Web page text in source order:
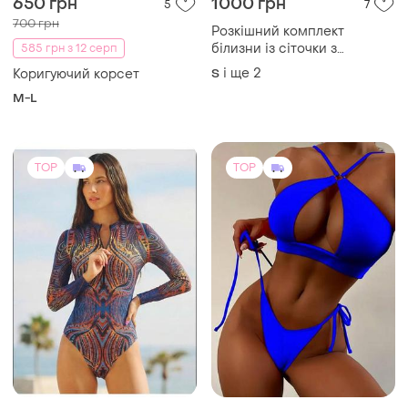
TOP
895 грн
Жіночий суцільний
купальник в сіточку,
розумний купальник з
захистом spf 50
S і ще 3
(1)
700 грн
Electric blue cut‑out bikini